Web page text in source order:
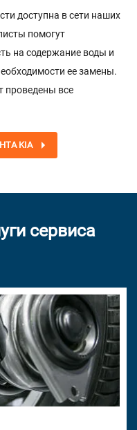
доступна в сети наших
помогут
на содержание воды и
ее замены.
проведены все
KIA
сервиса